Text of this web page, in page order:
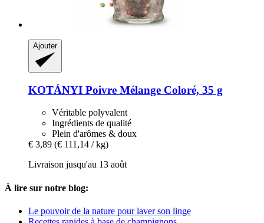
Ajouter
KOTÁNYI Poivre Mélange Coloré, 35 g
Véritable polyvalent
Ingrédients de qualité
Plein d'arômes & doux
€ 3,89 (€ 111,14 / kg)
Livraison jusqu'au 13 août
À lire sur notre blog:
Le pouvoir de la nature pour laver son linge